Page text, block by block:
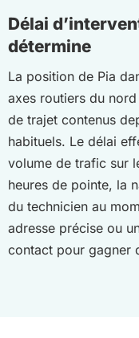
Délai
détermine
La position de Pia
axes routiers du
de trajet contenus
habituels. Le délai
volume de trafic sur
heures de pointe, la
du technicien au
adresse précise ou
contact pour gagner